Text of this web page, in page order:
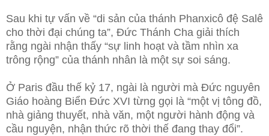
Sau khi tự vấn về “di sản của thánh Phanxicô đệ Salê
cho thời đại chúng ta”, Đức Thánh Cha giải thích
rằng ngài nhận thấy “sự linh hoạt và tầm nhìn xa
trông rộng” của thánh nhân là một sự soi sáng.
Ở Paris đầu thế kỷ 17, ngài là người mà Đức nguyên
Giáo hoàng Biển Đức XVI từng gọi là “một vị tông đồ,
nhà giảng thuyết, nhà văn, một người hành động và
cầu nguyện, nhận thức rõ thời thế đang thay đổi”.